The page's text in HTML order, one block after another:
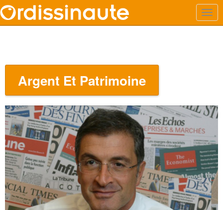
Argent Et Patrimoine